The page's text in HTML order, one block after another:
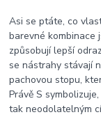
Asi se ptáte, co
barevné kombinace
způsobují lepší
se nástrahy stávají
pachovou stopu,
Právě S
tak neodolatelným